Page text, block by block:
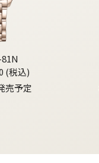
(税込)
売予定